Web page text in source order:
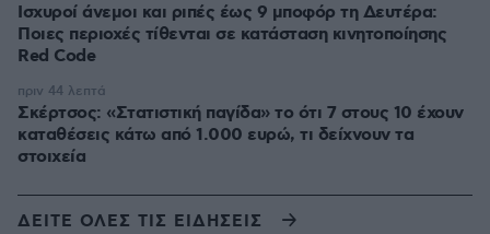
Ισχυροί άνεμοι και ριπές έως 9 μποφόρ τη Δευτέρα:
Ποιες περιοχές τίθενται σε κατάσταση κινητοποίησης
Red Code
Σκέρτσος: «Στατιστική παγίδα» το ότι 7 στους 10 έχουν
καταθέσεις κάτω από 1.000 ευρώ, τι δείχνουν τα
στοιχεία
πριν 44 λεπτά
ΔΕΙΤΕ ΟΛΕΣ ΤΙΣ ΕΙΔΗΣΕΙΣ